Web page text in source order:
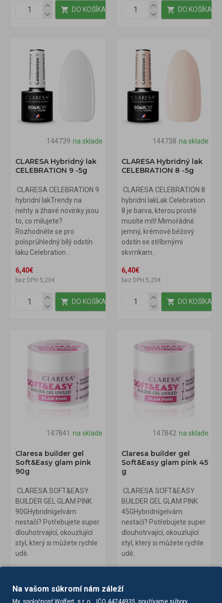
DO KOŠÍKA DO KOŠÍKA
144739 na sklade
CLARESA Hybridný lak
CELEBRATION 9 -5g
CLARESA CELEBRATION 9
hybridní lakTrendy na
nehty a žhavé novinky jsou
to, co milujete?
Rozhodněte se pro
poloprůhledný bílý odstín
laku Celebration ..
6,40€
bez DPH:5,20€
DO KOŠÍKA
144738 na sklade
CLARESA Hybridný lak
CELEBRATION 8 -5g
CLARESA CELEBRATION 8
hybridní lakLak Celebration
8 je barva, kterou prostě
musíte mít! Mimořádně
jemný, krémově béžový
odstín se stříbrnými
skvrnkam..
6,40€
bez DPH:5,20€
DO KOŠÍKA
147841 na sklade
Claresa builder gel
Soft&Easy glam pink
90g
CLARESA SOFT&EASY
BUILDER GEL GLAM PINK
90GHybridnígelvám
nestačí? Potřebujete super
dlouhotrvající, okouzlující
styl, který si můžete rychle
udě..
147842 na sklade
Claresa builder gel
Soft&Easy glam pink 45
g
CLARESA SOFT&EASY
BUILDER GEL GLAM PINK
45GHybridnígelvám
nestačí? Potřebujete super
dlouhotrvající, okouzlující
styl, který si můžete rychle
udě..
Na vašom súkromí nám záleží
My, spoločnosť Wolfert, s.r..o.., IČO 44744935, používame súbory